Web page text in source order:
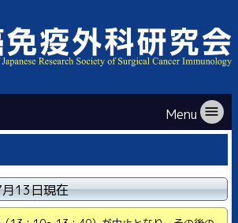
Menu menu
月13日現在